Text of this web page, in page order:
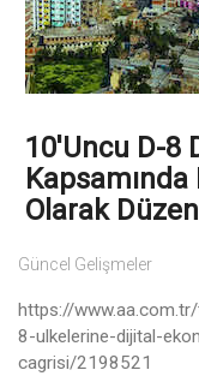
10'uncu D-8
Olarak
Güncel Gelişmeler
https://
8-ulkelerine-dijital-
cagrisi/2198521